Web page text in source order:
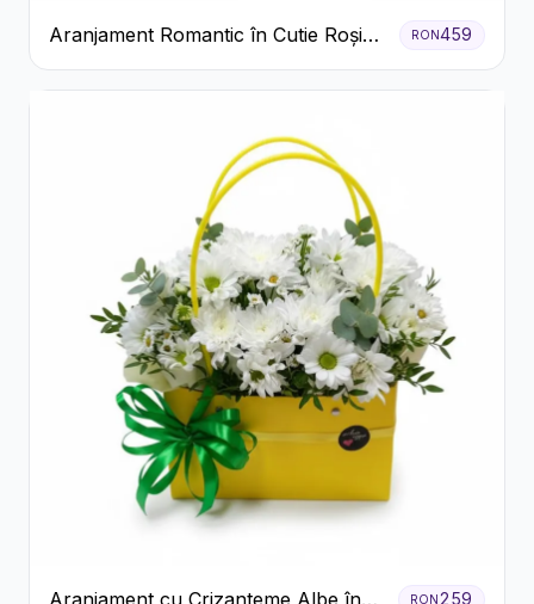
Aranjament Romantic în Cutie Roșie
cu Trandafiri și Crizanteme
RON459
Aranjament cu Crizanteme Albe în
RON259